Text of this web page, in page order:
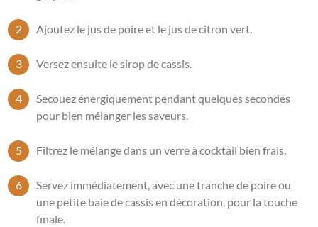
Ajoutez le jus de poire et le jus de citron vert.
Versez ensuite le sirop de cassis.
Secouez énergiquement pendant quelques secondes
pour bien mélanger les saveurs.
Filtrez le mélange dans un verre à cocktail bien frais.
Servez immédiatement, avec une tranche de poire ou
une petite baie de cassis en décoration, pour la touche
finale.